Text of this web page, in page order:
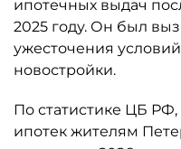
ипотечных выдач
2025 году. Он был
ужесточения
новостройки.
По статистике ЦБ
ипотек жителям